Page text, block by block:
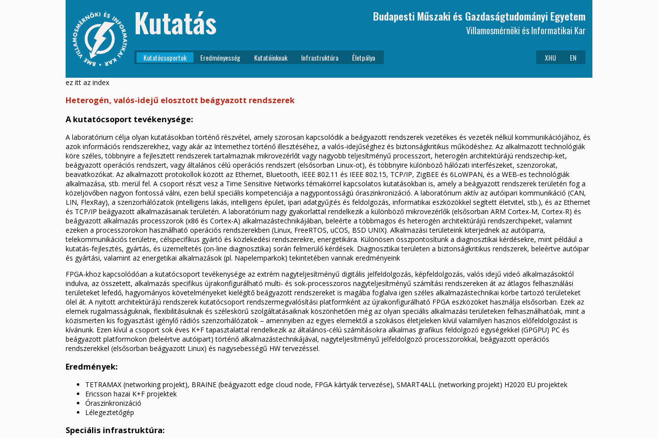
Kutatás Budapesti Műszaki és Gazdaságtudományi Egyetem
Villamosmérnöki és Informatikai Kar
Kutatócsoportok Eredményesség Kutatóinknak Infrastruktúra Életpálya XHU EN
ez itt az index
Heterogén, valós-idejű elosztott beágyazott rendszerek
A kutatócsoport tevékenysége:
A laboratórium célja olyan kutatásokban történő részvétel, amely szorosan kapcsolódik a beágyazott rendszerek vezetékes és vezeték nélkül kommunikációjához, és
azok információs rendszerekhez, vagy akár az Internethez történő illesztéséhez, a valós-idejűséghez és biztonságkritikus működéshez. Az alkalmazott technológiák
köre széles, többnyire a fejlesztett rendszerek tartalmaznak mikrovezérlőt vagy nagyobb teljesítményű processzort, heterogén architektúrájú rendszechip-ket,
beágyazott operációs rendszert, vagy általános célú operációs rendszert (elsősorban Linux-ot), és többnyire különböző hálózati interfészeket, szenzorokat,
beavatkozókat. Az alkalmazott protokollok között az Ethernet, Bluetooth, IEEE 802.11 és IEEE 802.15, TCP/IP, ZigBEE és 6LoWPAN, és a WEB-es technológiák
alkalmazása, stb. merül fel. A csoport részt vesz a Time Sensitive Networks témakörrel kapcsolatos kutatásokban is, amely a beágyazott rendszerek területén fog a
közeljövőben nagyon fontossá válni, ezen belül speciális kompetenciája a nagypontosságú óraszinkronizáció. A laboratórium aktív az autóipari kommunikáció (CAN,
LIN, FlexRay), a szenzorhálózatok (intelligens lakás, intelligens épület, ipari adatgyűjtés és feldolgozás, informatikai eszközökkel segített életvitel, stb.), és az Ethernet
és TCP/IP beágyazott alkalmazásainak területén. A laboratórium nagy gyakorlattal rendelkezik a különböző mikrovezérlők (elsősorban ARM Cortex-M, Cortex-R) és
beágyazott alkalmazás processzorok (x86 és Cortex-A) alkalmazástechnikájában, beleérte a többmagos és heterogén architektúrájú rendszerchipeket, valamint
ezeken a processzorokon használható operációs rendszerekben (Linux, FreeRTOS, uCOS, BSD UNIX). Alkalmazási területeink kiterjednek az autóiparra,
telekommunikációs területre, célspecifikus gyártó és közlekedési rendszerekre, energetikára. Különösen összpontosítunk a diagnosztikai kérdésekre, mint például a
kutatás-fejlesztés, gyártás, és üzemeltetés (on-line diagnosztika) során felmerülő kérdések. Diagnosztikai területen a biztonságkritikus rendszerek, beleértve autóipar
és gyártási, valamint az energetikai alkalmazások (pl. Napelemparkok) tekintetében vannak eredményeink
FPGA-khoz kapcsolódóan a kutatócsoport tevékenysége az extrém nagyteljesítményű digitális jelfeldolgozás, képfeldolgozás, valós idejű videó alkalmazásoktól
indulva, az összetett, alkalmazás specifikus újrakonfigurálható multi- és sok-processzoros nagyteljesítményű számítási rendszereken át az átlagos felhasználási
területeket lefedő, hagyományos követelményeket kielégítő beágyazott rendszereket is magába foglalva igen széles alkalmazástechnikai körbe tartozó területeket
ölel át. A nyitott architektúrájú rendszerek kutatócsoport rendszermegvalósítási platformként az újrakonfigurálható FPGA eszközöket használja elsősorban. Ezek az
elemek rugalmasságuknak, flexibilitásuknak és széleskörű szolgáltatásaiknak köszönhetően még az olyan speciális alkalmazási területeken felhasználhatóak, mint a
közismerten kis fogyasztást igénylő rádiós szenzorhálózatok – amennyiben az egyes elemektől a szokásos életjeleken kívül valamilyen hasznos előfeldolgozást is
kívánunk. Ezen kívül a csoport sok éves K+F tapasztalattal rendelkezik az általános-célú számításokra alkalmas grafikus feldolgozó egységekkel (GPGPU) PC és
beágyazott platformokon (beleértve autóipart) történő alkalmazástechnikájával, nagyteljesítményű jelfeldolgozó processzorokkal, beágyazott operációs
rendszerekkel (elsősorban beágyazott Linux) és nagysebességű HW tervezéssel.
Eredmények:
TETRAMAX (networking projekt), BRAINE (beágyazott edge cloud node, FPGA kártyák tervezése), SMART4ALL (networking projekt) H2020 EU projektek
Ericsson hazai K+F projektek
Óraszinkronizáció
Lélegeztetőgép
Speciális infrastruktúra: